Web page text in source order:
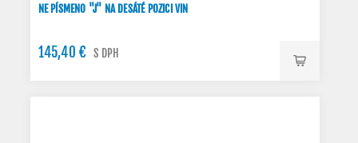
NE PÍSMENO "J" NA DESÁTÉ POZICI VIN
145,40 € S DPH